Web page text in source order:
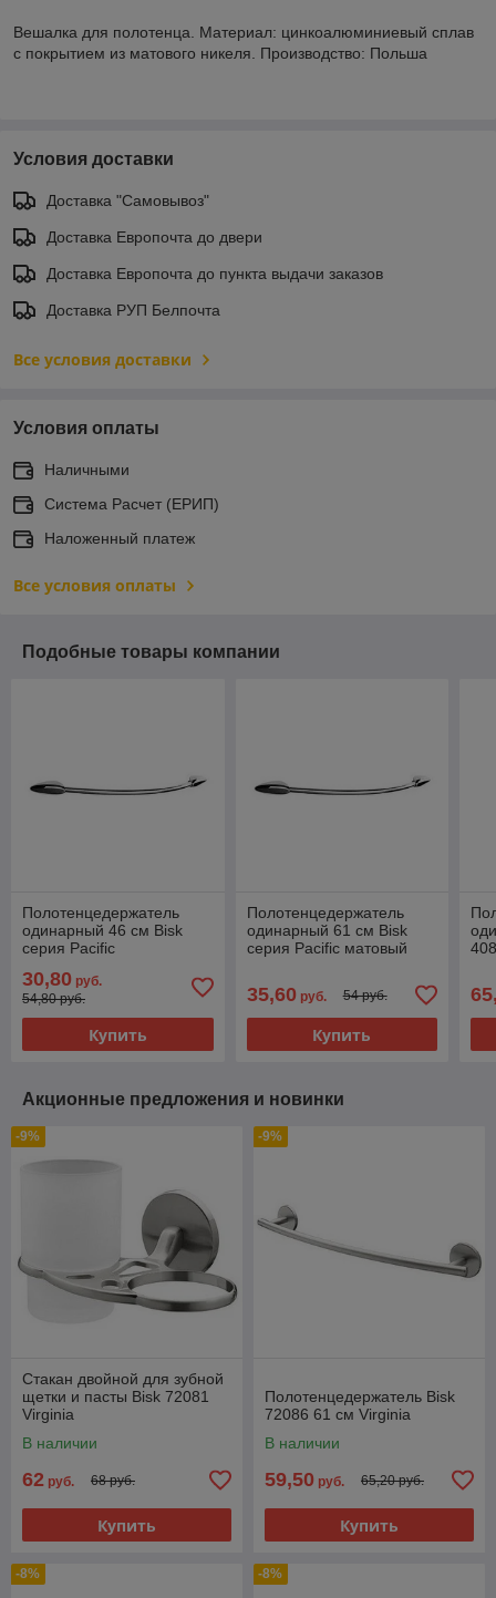
Вешалка для полотенца. Материал: цинкоалюминиевый сплав
с покрытием из матового никеля. Производство: Польша
Условия доставки
Доставка "Самовывоз"
Доставка Европочта до двери
Доставка Европочта до пункта выдачи заказов
Доставка РУП Белпочта
Все условия доставки
Условия оплаты
Наличными
Система Расчет (ЕРИП)
Наложенный платеж
Все условия оплаты
Подобные товары компании
Полотенцедержатель
одинарный 46 см Bisk
серия Pacific
30,80 руб.
54,80 руб.
Купить
Полотенцедержатель
одинарный 61 см Bisk
серия Pacific матовый
35,60 руб. 54 руб.
Купить
Акционные предложения и новинки
-9%
Стакан двойной для зубной
щетки и пасты Bisk 72081
Virginia
В наличии
62 руб. 68 руб.
Купить
-9%
Полотенцедержатель Bisk
72086 61 см Virginia
В наличии
59,50 руб. 65,20 руб.
Купить
-8% -8%